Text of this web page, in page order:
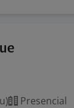
Presencial